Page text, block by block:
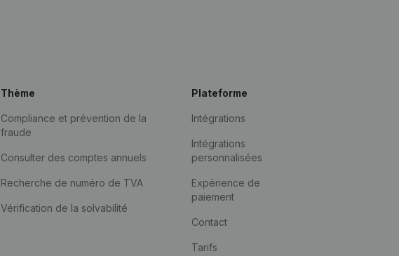
Thème
Compliance et prévention de la
fraude
Consulter des comptes annuels
Recherche de numéro de TVA
Vérification de la solvabilité
Plateforme
Intégrations
Intégrations
personnalisées
Expérience de
paiement
Contact
Tarifs